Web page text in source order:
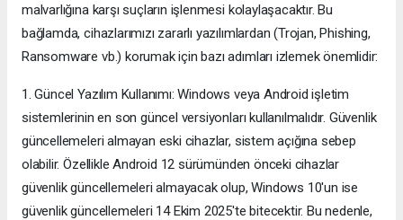
malvarlığına karşı suçların işlenmesi kolaylaşacaktır. Bu
bağlamda, cihazlarımızı zararlı yazılımlardan (Trojan, Phishing,
Ransomware vb.) korumak için bazı adımları izlemek önemlidir:
1. Güncel Yazılım Kullanımı: Windows veya Android işletim
sistemlerinin en son güncel versiyonları kullanılmalıdır. Güvenlik
güncellemeleri almayan eski cihazlar, sistem açığına sebep
olabilir. Özellikle Android 12 sürümünden önceki cihazlar
güvenlik güncellemeleri almayacak olup, Windows 10'un ise
güvenlik güncellemeleri 14 Ekim 2025'te bitecektir. Bu nedenle,